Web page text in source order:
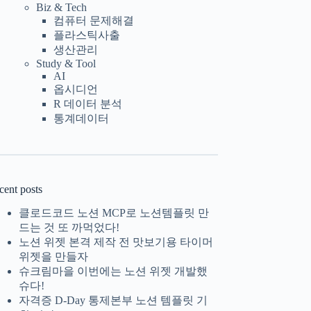
Biz & Tech
컴퓨터 문제해결
플라스틱사출
생산관리
Study & Tool
AI
옵시디언
R 데이터 분석
통계데이터
posts
클로드코드 노션 MCP로 노션템플릿 만
드는 것 또 까먹었다!
노션 위젯 본격 제작 전 맛보기용 타이머
위젯을 만들자
슈크림마을 이번에는 노션 위젯 개발했
슈다!
자격증 D-Day 통제본부 노션 템플릿 기